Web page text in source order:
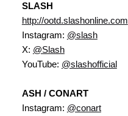
SLASH
http://ootd.slashonline.com
Instagram: @slash
X: @Slash
YouTube: @slashofficial
ASH / CONART
Instagram: @conart